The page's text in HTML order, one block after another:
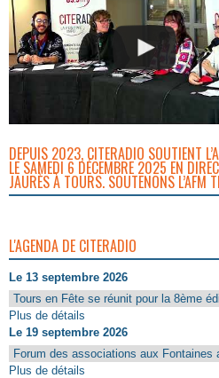
DEPUIS 2023, CITERADIO SOUTIENT
LE SAMEDI 6 DÉCEMBRE 2025 EN
JAURÈS À TOURS. SOUTENONS L’AFM
L'AGENDA DE CITERADIO
Le 13 septembre 2026
Tours en Fête se réunit pour la 8ème
Plus de détails
Le 19 septembre 2026
Forum des associations aux
Plus de détails